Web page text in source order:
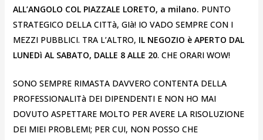
ALL’ANGOLO COL PIAZZALE LORETO, a milano. PUNTO
STRATEGICO DELLA CITTà, GIà! IO VADO SEMPRE CON I
MEZZI PUBBLICI. TRA L’ALTRO, IL NEGOZIO è APERTO DAL
LUNEDì AL SABATO, DALLE 8 ALLE 20. CHE ORARI WOW!
SONO SEMPRE RIMASTA DAVVERO CONTENTA DELLA
PROFESSIONALITà DEI DIPENDENTI E NON HO MAI
DOVUTO ASPETTARE MOLTO PER AVERE LA RISOLUZIONE
DEI MIEI PROBLEMI; PER CUI, NON POSSO CHE